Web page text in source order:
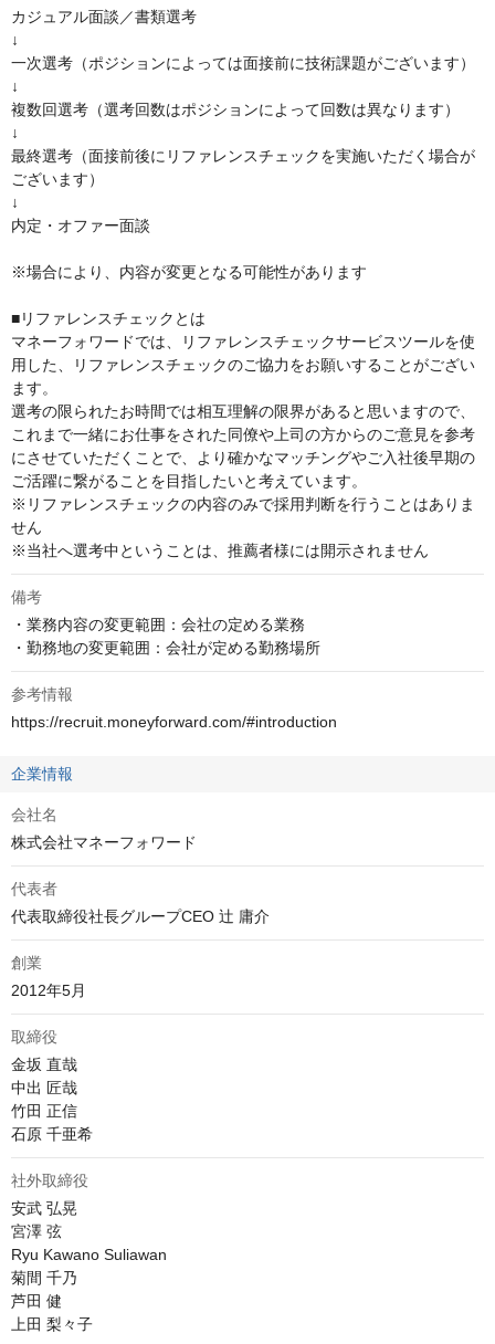
カジュアル面談／書類選考
↓
一次選考（ポジションによっては面接前に技術課題がございます）
↓
複数回選考（選考回数はポジションによって回数は異なります）
↓
最終選考（面接前後にリファレンスチェックを実施いただく場合が
ございます）
↓
内定・オファー面談
※場合により、内容が変更となる可能性があります
■リファレンスチェックとは
マネーフォワードでは、リファレンスチェックサービスツールを使
用した、リファレンスチェックのご協力をお願いすることがござい
ます。
選考の限られたお時間では相互理解の限界があると思いますので、
これまで一緒にお仕事をされた同僚や上司の方からのご意見を参考
にさせていただくことで、より確かなマッチングやご入社後早期の
ご活躍に繋がることを目指したいと考えています。
※リファレンスチェックの内容のみで採用判断を行うことはありま
せん
※当社へ選考中ということは、推薦者様には開示されません
備考
・業務内容の変更範囲：会社の定める業務
・勤務地の変更範囲：会社が定める勤務場所
参考情報
https://recruit.moneyforward.com/#introduction
企業情報
会社名
株式会社マネーフォワード
代表者
代表取締役社長グループCEO 辻 庸介
創業
2012年5月
取締役
金坂 直哉
中出 匠哉
竹田 正信
石原 千亜希
社外取締役
安武 弘晃
宮澤 弦
Ryu Kawano Suliawan
菊間 千乃
芦田 健
上田 梨々子